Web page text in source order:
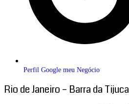
Perfil Google meu Negócio
Rio de Janeiro – Barra da Tijuca